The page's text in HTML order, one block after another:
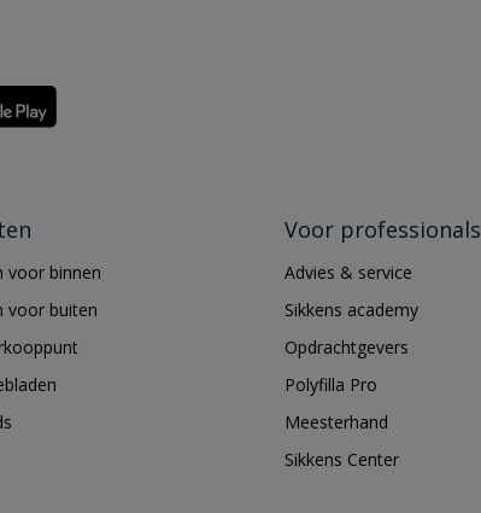
voor binnen
voor buiten
Voor professionals
Advies & service
Sikkens academy
Opdrachtgevers
Polyfilla Pro
Meesterhand
Sikkens Center